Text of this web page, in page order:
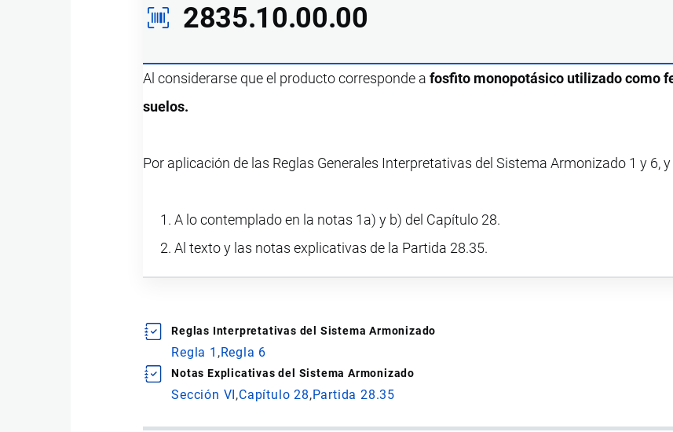
2835.10.00.00
Al considerarse que el producto corresponde afosfito monopotásico utilizado como
suelos.
Por aplicación de las Reglas Generales Interpretativas del Sistema Armonizado 1 y 6,
A lo contemplado en la notas 1a) y b) del Capítulo 28.
Al texto y las notas explicativas de la Partida 28.35.
Reglas Interpretativas del Sistema Armonizado
Regla 1 Regla 6
Notas Explicativas del Sistema Armonizado
Sección VI Capítulo 28 Partida 28.35